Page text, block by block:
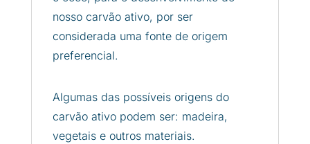
nosso carvão ativo, por ser
considerada uma fonte de origem
preferencial.
Algumas das possíveis origens do
carvão ativo podem ser: madeira,
vegetais e outros materiais.